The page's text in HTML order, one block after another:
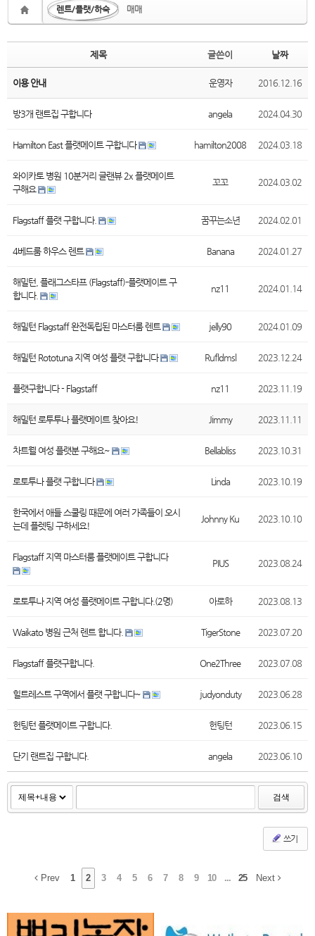
렌트/플랫/하숙 매매
제목 글쓴이 날짜
이용 안내 운영자 2016.12.16
방3개 랜트집 구합니다 angela 2024.04.30
Hamilton East 플랫메이트 구합니다 hamilton2008 2024.03.18
와이카토 병원 10분거리 글랜뷰 2x 플랫메이트
구해요
꼬꼬 2024.03.02
Flagstaff 플랫 구합니다. 꿈꾸는소년 2024.02.01
4베드룸 하우스 렌트 Banana 2024.01.27
해밀턴, 플래그스타프 (Flagstaff)-플랫메이트 구
합니다.
nz11 2024.01.14
해밀턴 Flagstaff 완전독립된 마스터룸 렌트 jelly90 2024.01.09
해밀턴 Rototuna 지역 여성 플랫 구합니다 Rufldmsl 2023.12.24
플랫구합니다 - Flagstaff nz11 2023.11.19
해밀턴 로투투나 플랫메이트 찾아요! Jimmy 2023.11.11
차트웰 여성 플랫분 구해요~ Bellabliss 2023.10.31
로토투나 플랫 구합니다 Linda 2023.10.19
한국에서 애들 스쿨링 때문에 여러 가족들이 오시
는데 플렛팅 구하세요!
Johnny Ku 2023.10.10
Flagstaff 지역 마스터룸 플랫메이트 구합니다
PIUS 2023.08.24
로토투나 지역 여성 플랫메이트 구합니다.(2명) 아로하 2023.08.13
Waikato 병원 근처 렌트 합니다. TigerStone 2023.07.20
Flagstaff 플랫구합니다. One2Three 2023.07.08
힐트레스트 구역에서 플랫 구합니다~ judyonduty 2023.06.28
헌팅턴 플랫메이트 구합니다. 헌팅턴 2023.06.15
단기 랜트집 구합니다. angela 2023.06.10
검색
쓰기
Prev 1 2 3 4 5 6 7 8 9 10 ... 25 Next